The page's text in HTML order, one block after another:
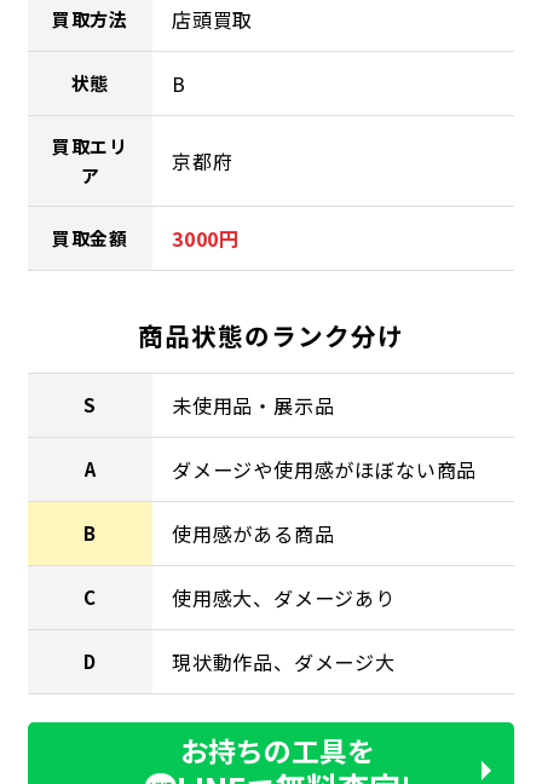
買取方法 店頭買取
状態 B
買取エリ
ア
京都府
買取金額 3000円
商品状態のランク分け
S 未使用品・展示品
A ダメージや使用感がほぼない商品
B 使用感がある商品
C 使用感大、ダメージあり
D 現状動作品、ダメージ大
お持ちの工具を